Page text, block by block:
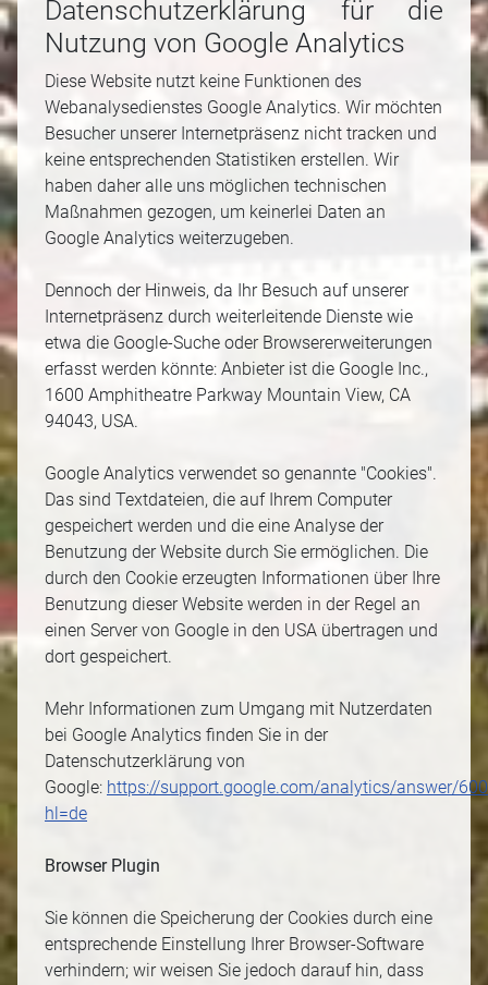
Datenschutzerklärung für die
Nutzung von Google Analytics
Diese Website nutzt keine Funktionen des
Webanalysedienstes Google Analytics. Wir möchten
Besucher unserer Internetpräsenz nicht tracken und
keine entsprechenden Statistiken erstellen. Wir
haben daher alle uns möglichen technischen
Maßnahmen gezogen, um keinerlei Daten an
Google Analytics weiterzugeben.
Dennoch der Hinweis, da Ihr Besuch auf unserer
Internetpräsenz durch weiterleitende Dienste wie
etwa die Google-Suche oder Browsererweiterungen
erfasst werden könnte: Anbieter ist die Google Inc.,
1600 Amphitheatre Parkway Mountain View, CA
94043, USA.
Google Analytics verwendet so genannte "Cookies".
Das sind Textdateien, die auf Ihrem Computer
gespeichert werden und die eine Analyse der
Benutzung der Website durch Sie ermöglichen. Die
durch den Cookie erzeugten Informationen über Ihre
Benutzung dieser Website werden in der Regel an
einen Server von Google in den USA übertragen und
dort gespeichert.
Mehr Informationen zum Umgang mit Nutzerdaten
bei Google Analytics finden Sie in der
Datenschutzerklärung von
Google: https://support.google.com/analytics/answer/
hl=de
Browser Plugin
Sie können die Speicherung der Cookies durch eine
entsprechende Einstellung Ihrer Browser-Software
verhindern; wir weisen Sie jedoch darauf hin, dass